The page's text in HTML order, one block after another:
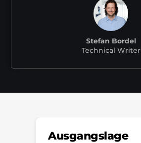
Stefan Bordel
Technical Writer
Ausgangslage